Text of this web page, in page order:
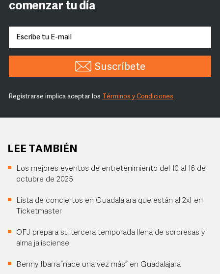
comenzar tu día
Suscríbete
Registrarse implica aceptar los Términos y Condiciones
LEE TAMBIÉN
Los mejores eventos de entretenimiento del 10 al 16 de
octubre de 2025
Lista de conciertos en Guadalajara que están al 2x1 en
Ticketmaster
OFJ prepara su tercera temporada llena de sorpresas y
alma jalisciense
Benny Ibarra “nace una vez más” en Guadalajara